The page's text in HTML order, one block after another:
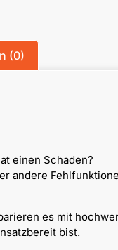
(0)
einen Schaden?
andere
es mit
bist.